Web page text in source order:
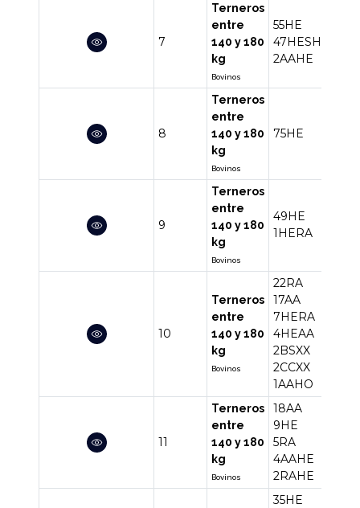
7
Terneros
entre
140 y 180
kg
Bovinos
55HE
47HESH
2AAHE
8
Terneros
entre
140 y 180
kg
Bovinos
75HE
9
Terneros
entre
140 y 180
kg
Bovinos
49HE
1HERA
10
Terneros
entre
140 y 180
kg
Bovinos
22RA
17AA
7HERA
4HEAA
2BSXX
2CCXX
1AAHO
11
Terneros
entre
140 y 180
kg
Bovinos
18AA
9HE
5RA
4AAHE
2RAHE
35HE